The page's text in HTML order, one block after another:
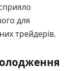
для
трейдерів.